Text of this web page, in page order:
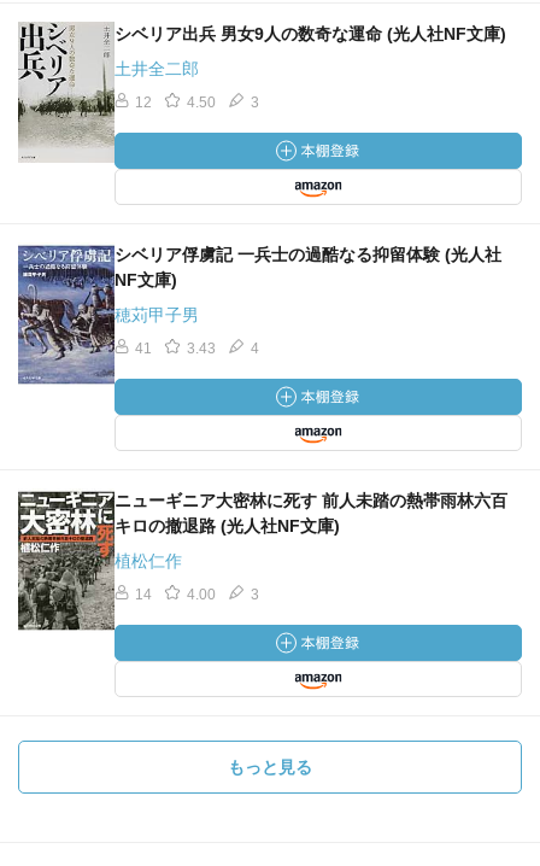
シベリア出兵 男女9人の数奇な運命 (光人社NF文庫)
土井全二郎
12 4.50 3
シベリア俘虜記 一兵士の過酷なる抑留体験 (光人社
NF文庫)
穂苅甲子男
41 3.43 4
ニューギニア大密林に死す 前人未踏の熱帯雨林六百
キロの撤退路 (光人社NF文庫)
植松仁作
14 4.00 3
もっと見る